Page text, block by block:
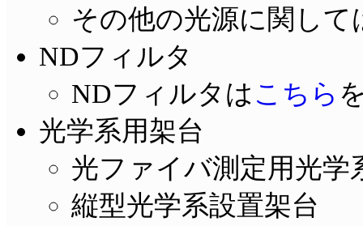
その他の光源に関し
NDフィルタ
NDフィルタは こちら
光学系用架台
光ファイバ測定用光学
縦型光学系設置架台